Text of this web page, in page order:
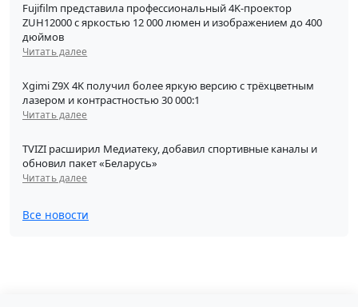
Fujifilm представила профессиональный 4K-проектор
ZUH12000 с яркостью 12 000 люмен и изображением до 400
дюймов
Читать далее
Xgimi Z9X 4K получил более яркую версию с трёхцветным
лазером и контрастностью 30 000:1
Читать далее
TVIZI расширил Медиатеку, добавил спортивные каналы и
обновил пакет «Беларусь»
Читать далее
Все новости